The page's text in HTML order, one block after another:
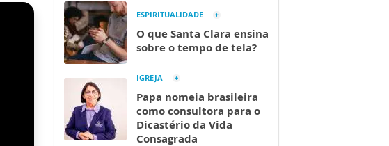
ESPIRITUALIDADE
O que Santa Clara ensina
sobre o tempo de tela?
IGREJA
Papa nomeia brasileira
como consultora para o
Dicastério da Vida
Consagrada